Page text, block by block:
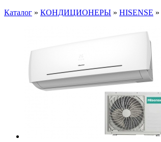
Каталог » КОНДИЦИОНЕРЫ » HISENSE »